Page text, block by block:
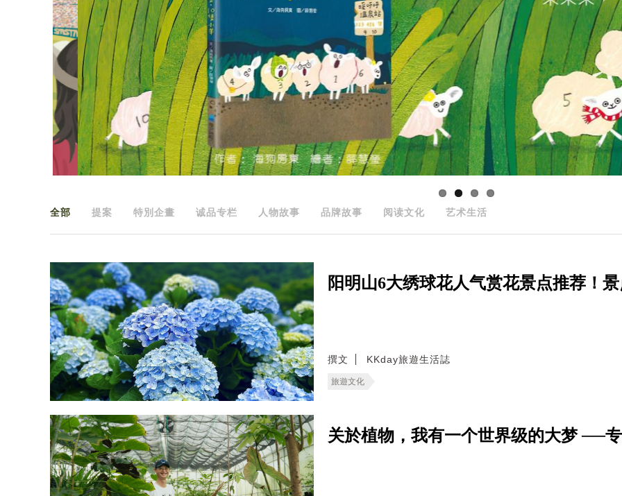
全部 提案 特別企畫 诚品专栏 人物故事 品牌故事 阅读文化 艺术生活
阳明山6大绣球花人气赏花景点推荐！
撰文 KKday旅遊生活誌
旅遊文化
关於植物，我有一个世界级的大梦 ──